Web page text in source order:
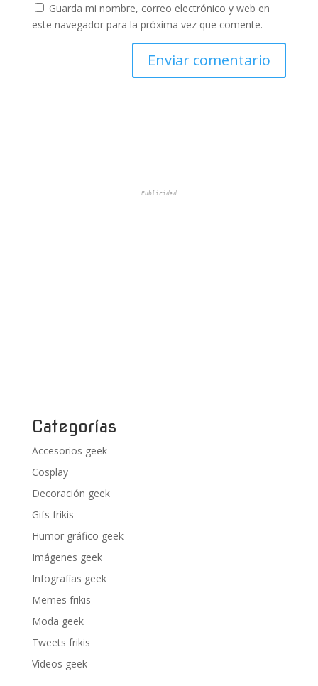
Guarda mi nombre, correo electrónico y web en
este navegador para la próxima vez que comente.
Publicidad
Categorías
Accesorios geek
Cosplay
Decoración geek
Gifs frikis
Humor gráfico geek
Imágenes geek
Infografías geek
Memes frikis
Moda geek
Tweets frikis
Vídeos geek